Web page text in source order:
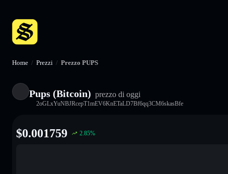
Home / Prezzi / Prezzo PUPS
Pups (Bitcoin) prezzo di oggi
2oGLxYuNBJRcepT1mEV6KnETaLD7Bf6qq3CM6skasBfe
$0.001759 2.85%